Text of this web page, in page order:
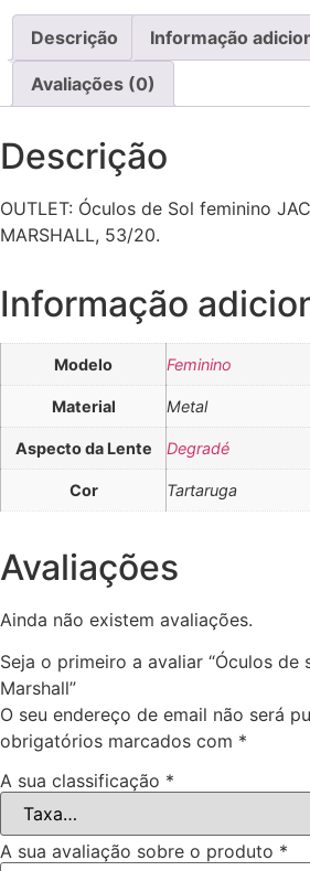
sol
Jack
Russellnyle
Marshall
Descrição Informação
Avaliações (0)
Descrição
OUTLET: Óculos de Sol feminino
MARSHALL, 53/20.
Informação
Modelo Feminino
Material Metal
Aspecto da Lente Degradé
Cor Tartaruga
Avaliações
Ainda não existem avaliações.
Seja o primeiro a avaliar “Óculos de
Marshall”
O seu endereço de email não será
obrigatórios marcados com *
A sua classificação *
A sua avaliação sobre o produto *